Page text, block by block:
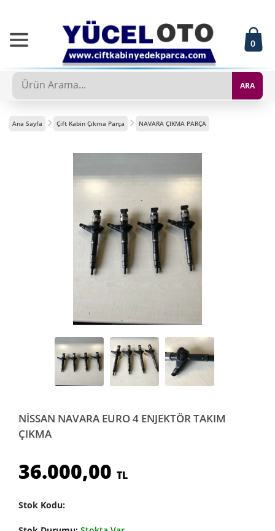
0
ARA
Ana Sayfa Çift Kabin Çıkma Parça NAVARA ÇIKMA PARÇA
NİSSAN NAVARA EURO 4 ENJEKTÖR TAKIM
ÇIKMA
36.000,00 TL
Stok Kodu: